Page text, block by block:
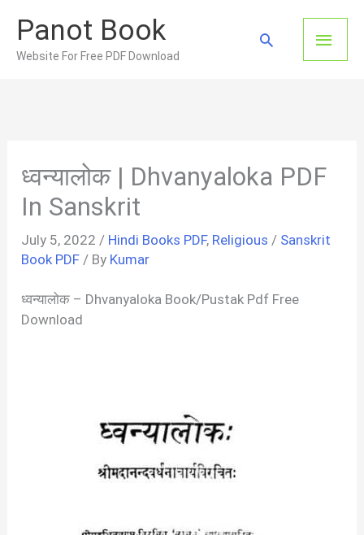
content
Panot Book
Website For Free PDF Download
Main
Search
ध्वन्यालोक | Dhvanyaloka PDF
In Sanskrit
July 5, 2022 / Hindi Books PDF, Religious / Sanskrit
Book PDF / By Kumar
ध्वन्यालोक – Dhvanyaloka Book/Pustak Pdf Free
Download